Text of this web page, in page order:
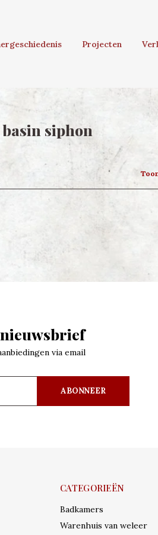
Projecten
siphon
via email
ABONNEER
CATEGORIEËN
Badkamers
Warenhuis van weleer